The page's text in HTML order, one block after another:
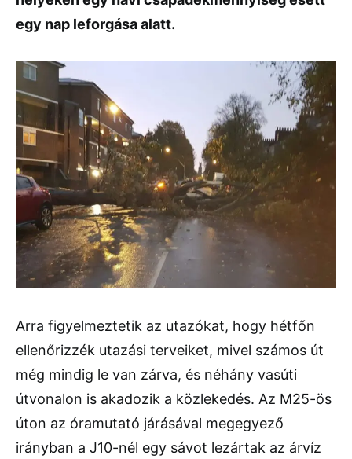
egy nap leforgása alatt.
Arra figyelmeztetik az utazókat, hogy hétfőn
ellenőrizzék utazási terveiket, mivel számos út
még mindig le van zárva, és néhány vasúti
útvonalon is akadozik a közlekedés. Az M25-ös
úton az óramutató járásával megegyező
irányban a J10-nél egy sávot lezártak az árvíz